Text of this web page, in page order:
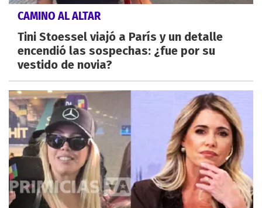
CAMINO AL ALTAR
Tini Stoessel viajó a París y un detalle
encendió las sospechas: ¿fue por su
vestido de novia?